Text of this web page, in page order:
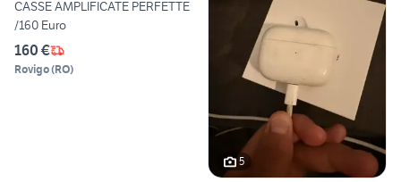
CASSE AMPLIFICATE PERFETTE
/160 Euro
160 €
Rovigo(RO)
5